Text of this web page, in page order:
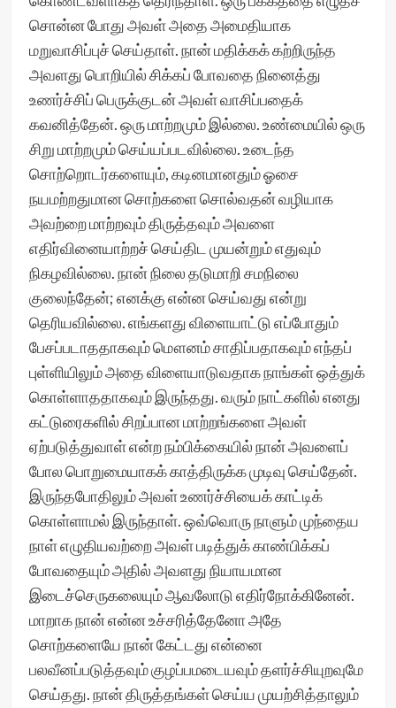
சொன்ன போது அவள் அதை அமைதியாக
மறுவாசிப்புச் செய்தாள். நான் மதிக்கக் கற்றிருந்த
அவளது பொறியில் சிக்கப் போவதை நினைத்து
உணர்ச்சிப் பெருக்குடன் அவள் வாசிப்பதைக்
கவனித்தேன். ஒரு மாற்றமும் இல்லை. உண்மையில் ஒரு
சிறு மாற்றமும் செய்யப்படவில்லை. உடைந்த
சொற்றொடர்களையும், கடினமானதும் ஓசை
நயமற்றதுமான சொற்களை சொல்வதன் வழியாக
அவற்றை மாற்றவும் திருத்தவும் அவளை
எதிர்வினையாற்றச் செய்திட முயன்றும் எதுவும்
நிகழவில்லை. நான் நிலை தடுமாறி சமநிலை
குலைந்தேன்; எனக்கு என்ன செய்வது என்று
தெரியவில்லை. எங்களது விளையாட்டு எப்போதும்
பேசப்படாததாகவும் மௌனம் சாதிப்பதாகவும் எந்தப்
புள்ளியிலும் அதை விளையாடுவதாக நாங்கள் ஒத்துக்
கொள்ளாததாகவும் இருந்தது. வரும் நாட்களில் எனது
கட்டுரைகளில் சிறப்பான மாற்றங்களை அவள்
ஏற்படுத்துவாள் என்ற நம்பிக்கையில் நான் அவளைப்
போல பொறுமையாகக் காத்திருக்க முடிவு செய்தேன்.
இருந்தபோதிலும் அவள் உணர்ச்சியைக் காட்டிக்
கொள்ளாமல் இருந்தாள். ஒவ்வொரு நாளும் முந்தைய
நாள் எழுதியவற்றை அவள் படித்துக் காண்பிக்கப்
போவதையும் அதில் அவளது நியாயமான
இடைச்செருகலையும் ஆவலோடு எதிர்நோக்கினேன்.
மாறாக நான் என்ன உச்சரித்தேனோ அதே
சொற்களையே நான் கேட்டது என்னை
பலவீனப்படுத்தவும் குழப்பமடையவும் தளர்ச்சியுறவுமே
செய்தது. நான் திருத்தங்கள் செய்ய முயற்சித்தாலும்